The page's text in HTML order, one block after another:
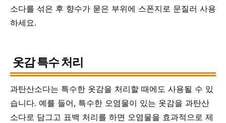
소다를 섞은 후 향수가 묻은 부위에 스폰지로 문질러 사용
하세요.
옷감 특수 처리
과탄산소다는 특수한 옷감을 처리할 때에도 사용될 수 있
습니다. 예를 들어, 특수한 오염물이 있는 옷감을 과탄산
소다로 담그고 표백 처리를 하면 오염물을 효과적으로 제